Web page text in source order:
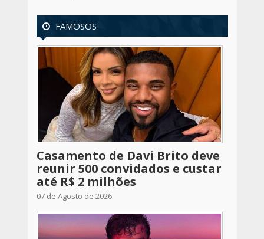
FAMOSOS
Casamento de Davi Brito deve
reunir 500 convidados e custar
até R$ 2 milhões
07 de Agosto de 2026